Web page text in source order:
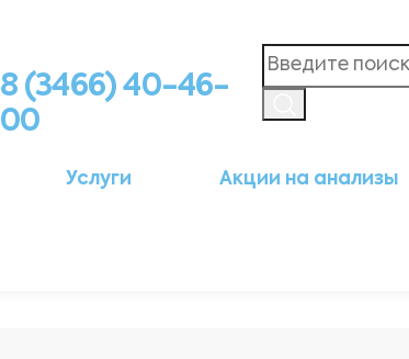
8 (3466) 40-46-
00
Услуги
Акции на анализы